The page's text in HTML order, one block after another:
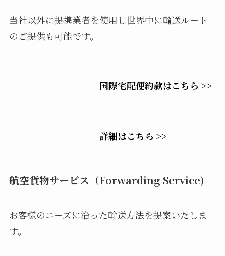
当社以外に提携業者を使用し世界中に輸送ルート
のご提供も可能です。
国際宅配便約款はこちら >>
詳細はこちら >>
航空貨物サービス（Forwarding Service)
お客様のニーズに沿った輸送方法を提案いたしま
す。